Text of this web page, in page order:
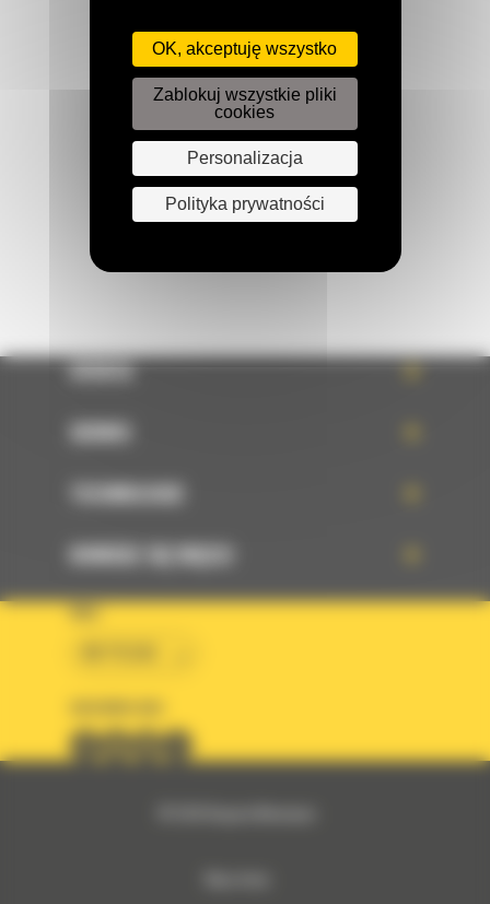
Zadzwoń do nas
122 100 122
Napisz do nas
WYŚLIJ WIADOMOŚĆ
OFERTA
SERWIS
TECHNOLOGIE
DOWIEDZ SIĘ WIĘCEJ
KRAJ
OK, akceptuję wszystko
Zablokuj wszystkie pliki
cookies
Personalizacja
Polityka prywatności